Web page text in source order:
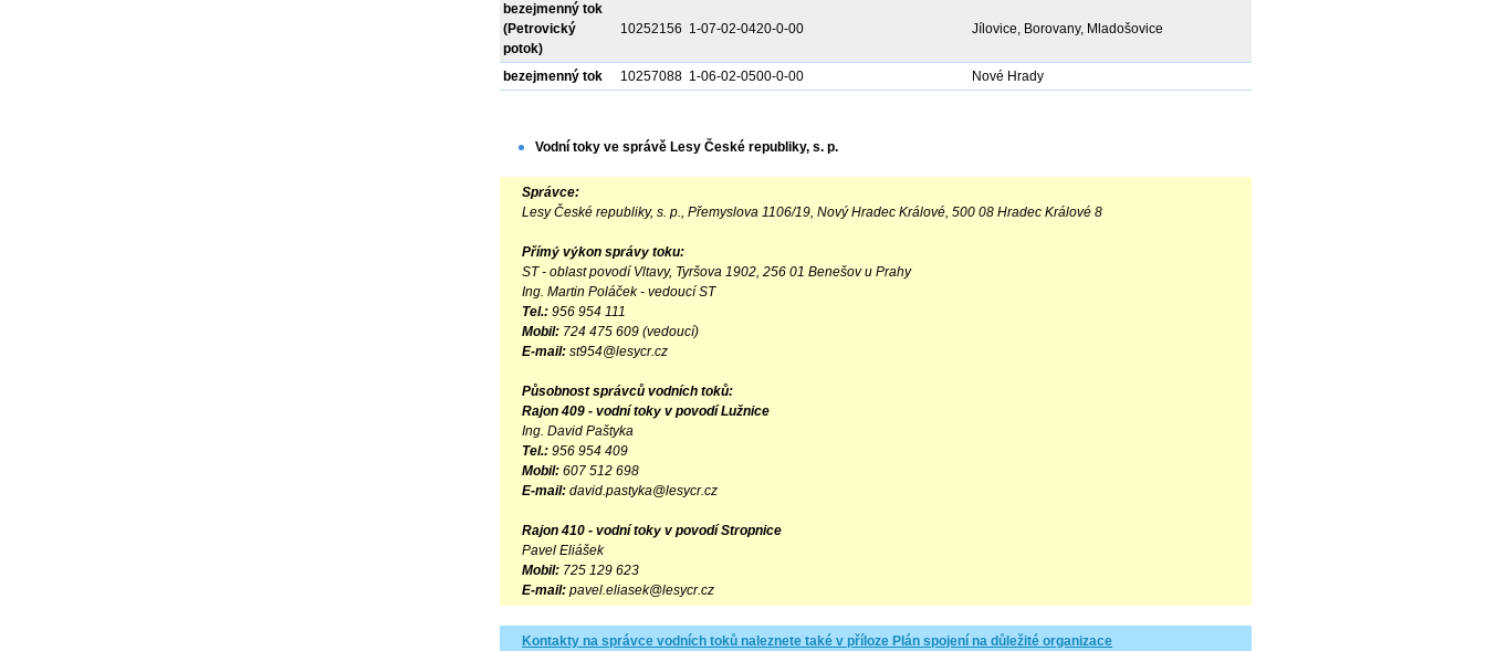
bezejmenný tok
(Petrovický
potok)
10252156 1-07-02-0420-0-00 Jílovice, Borovany, Mladošovice
bezejmenný tok 10257088 1-06-02-0500-0-00 Nové Hrady
Vodní toky ve správě Lesy České republiky, s. p.
Správce:
Lesy České republiky, s. p., Přemyslova 1106/19, Nový Hradec Králové, 500 08 Hradec Králové 8
Přímý výkon správy toku:
ST - oblast povodí Vltavy, Tyršova 1902, 256 01 Benešov u Prahy
Ing. Martin Poláček - vedoucí ST
Tel.: 956 954 111
Mobil: 724 475 609 (vedoucí)
E-mail: st954@lesycr.cz
Působnost správců vodních toků:
Rajon 409 - vodní toky v povodí Lužnice
Ing. David Paštyka
Tel.: 956 954 409
Mobil: 607 512 698
E-mail: david.pastyka@lesycr.cz
Rajon 410 - vodní toky v povodí Stropnice
Pavel Eliášek
Mobil: 725 129 623
E-mail: pavel.eliasek@lesycr.cz
Kontakty na správce vodních toků naleznete také v příloze Plán spojení na důležité organizace